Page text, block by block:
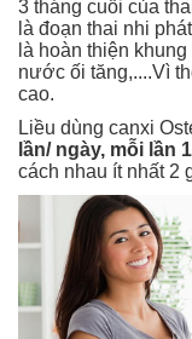
3 tháng cuối của
là đoạn thai nhi
là hoàn thiện
nước ối tăng,....Vì
cao.
Liều dùng canxi
lần/ ngày, mỗi lần
cách nhau ít nhất 2